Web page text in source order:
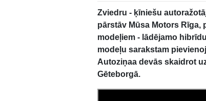
Zviedru - ķīniešu
pārstāv Mūsa Motors Rīga,
modeļiem - lādējamo
modeļu sarakstam
Autoziņaa devās skaidrot
Gēteborgā.